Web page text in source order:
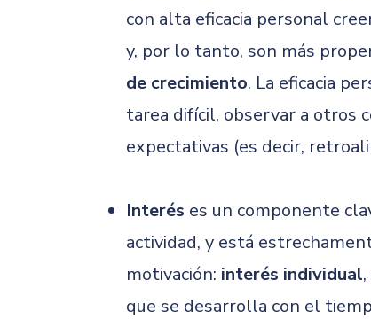
con alta eficacia personal
y, por lo tanto, son más
de crecimiento. La eficacia
tarea difícil, observar a otros
expectativas (es decir,
Interés es un componente
actividad, y está
motivación: interés individual
que se desarrolla con el